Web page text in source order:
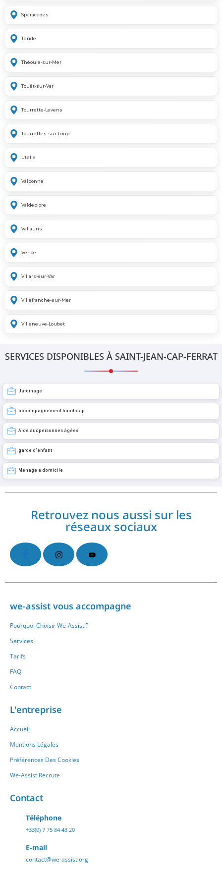
Spéracèdes
Tende
Théoule-sur-Mer
Touët-sur-Var
Tourrette-Levens
Tourrettes-sur-Loup
Utelle
Valbonne
Valdeblore
Vallauris
Vence
Villars-sur-Var
Villefranche-sur-Mer
Villeneuve-Loubet
SERVICES DISPONIBLES À SAINT-JEAN-CAP-FERRAT
Jardinage
accompagnement handicap
Aide aux personnes âgées
garde d’enfant
Ménage a domicile
Retrouvez nous aussi sur les
réseaux sociaux
we-assist vous accompagne
Pourquoi Choisir We-Assist ?
Services
Tarifs
FAQ
Contact
L'entreprise
Accueil
Mentions Légales
Préférences Des Cookies
We-Assist Recrute
Contact
Téléphone
+33(0) 7 75 84 43 20
E-mail
contact@we-assist.org